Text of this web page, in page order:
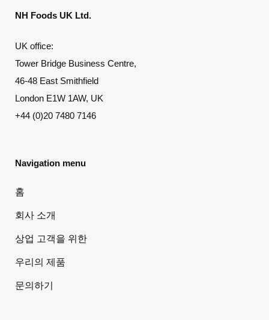
NH Foods UK Ltd.
UK office:
Tower Bridge Business Centre,
46-48 East Smithfield
London E1W 1AW, UK
+44 (0)20 7480 7146
Navigation menu
홈
회사 소개
상업 고객을 위한
우리의 제품
문의하기